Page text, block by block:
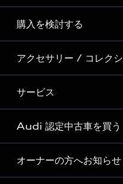
Story of Progress
Audi Sport
Formula 1®
デジタルサービス
ディーラー検索
新車在庫検索
試乗車・展示車検索
見積り依頼
試乗予約
購入を検討する
モデル一覧
特別仕様モデル / 限定モデル
e-tronラインアップ
価格シミュレーション
車両比較
アクセサリー / コレク
純正アクセサリー
オンラインショップ
Audi collection
アウディナビアプリ
サービス
サービス入庫予約
サービスプログラム
メンテナンス
Audi 認定中古車を買う
Audi認定中古車
オーナーの方へお知らせ